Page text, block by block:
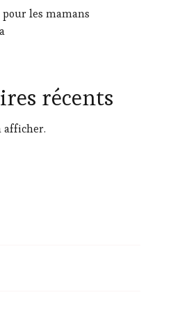
les mamans
récents
afficher.